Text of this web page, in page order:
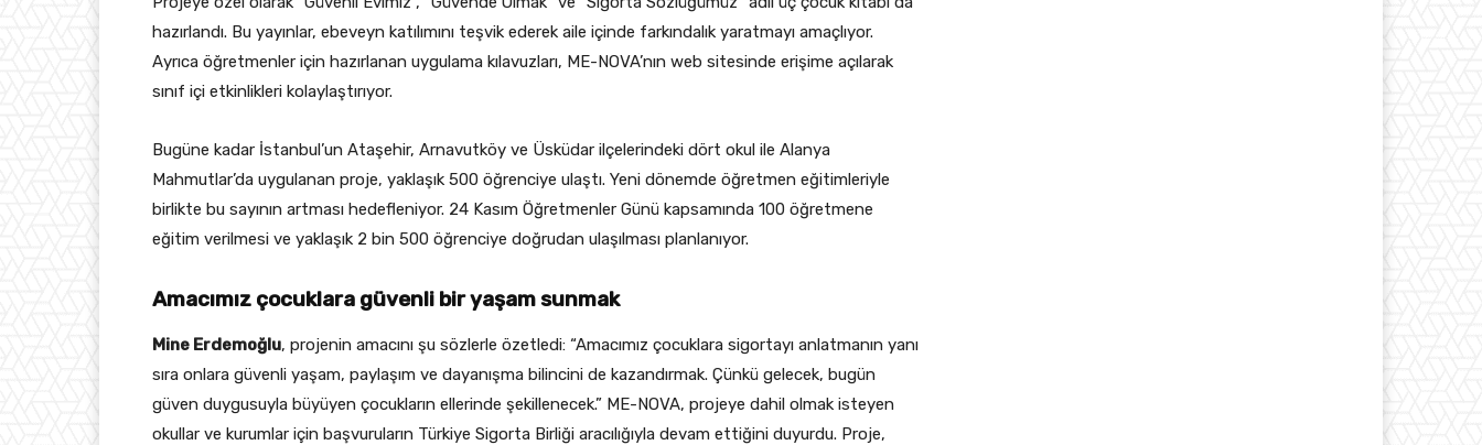
hazırlandı. Bu yayınlar, ebeveyn katılımını teşvik ederek aile içinde farkındalık yaratmayı amaçlıyor.
Ayrıca öğretmenler için hazırlanan uygulama kılavuzları, ME-NOVA’nın web sitesinde erişime açılarak
sınıf içi etkinlikleri kolaylaştırıyor.
Bugüne kadar İstanbul’un Ataşehir, Arnavutköy ve Üsküdar ilçelerindeki dört okul ile Alanya
Mahmutlar’da uygulanan proje, yaklaşık 500 öğrenciye ulaştı. Yeni dönemde öğretmen eğitimleriyle
birlikte bu sayının artması hedefleniyor. 24 Kasım Öğretmenler Günü kapsamında 100 öğretmene
eğitim verilmesi ve yaklaşık 2 bin 500 öğrenciye doğrudan ulaşılması planlanıyor.
Amacımız çocuklara güvenli bir yaşam sunmak
Mine Erdemoğlu, projenin amacını şu sözlerle özetledi: “Amacımız çocuklara sigortayı anlatmanın yanı
sıra onlara güvenli yaşam, paylaşım ve dayanışma bilincini de kazandırmak. Çünkü gelecek, bugün
güven duygusuyla büyüyen çocukların ellerinde şekillenecek.” ME-NOVA, projeye dahil olmak isteyen
okullar ve kurumlar için başvuruların Türkiye Sigorta Birliği aracılığıyla devam ettiğini duyurdu. Proje,